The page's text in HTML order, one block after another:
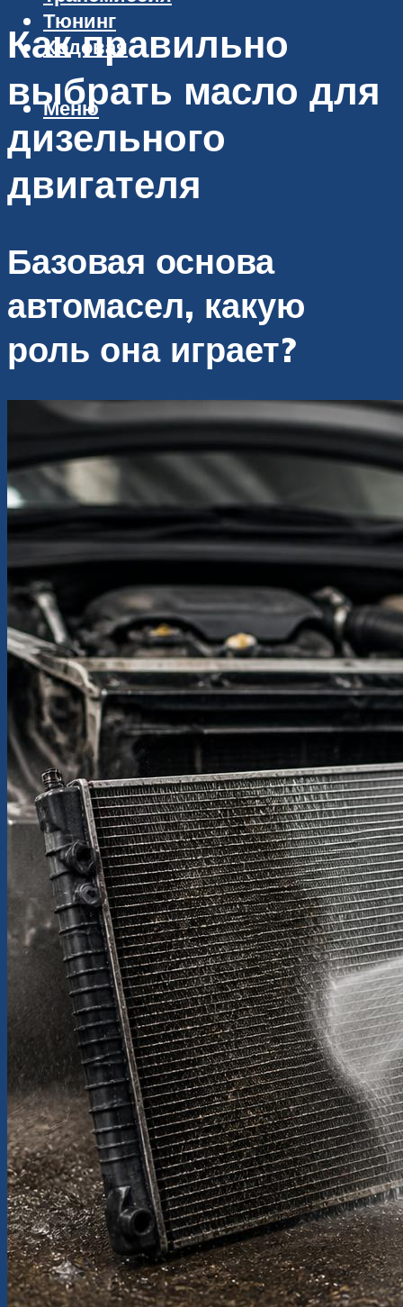
Тюнинг
Ходовая
Меню
Как правильно
выбрать масло для
дизельного
двигателя
Базовая основа
автомасел, какую
роль она играет?